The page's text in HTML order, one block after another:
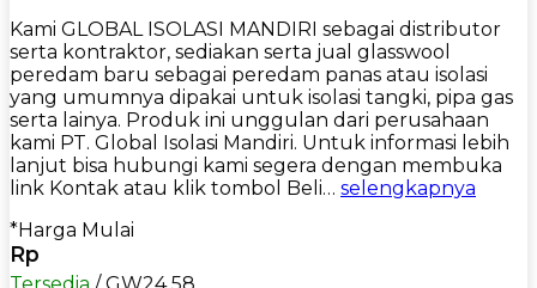
Kami GLOBAL ISOLASI MANDIRI sebagai distributor
serta kontraktor, sediakan serta jual glasswool
peredam baru sebagai peredam panas atau isolasi
yang umumnya dipakai untuk isolasi tangki, pipa gas
serta lainya. Produk ini unggulan dari perusahaan
kami PT. Global Isolasi Mandiri. Untuk informasi lebih
lanjut bisa hubungi kami segera dengan membuka
link Kontak atau klik tombol Beli… selengkapnya
*Harga Mulai
Rp